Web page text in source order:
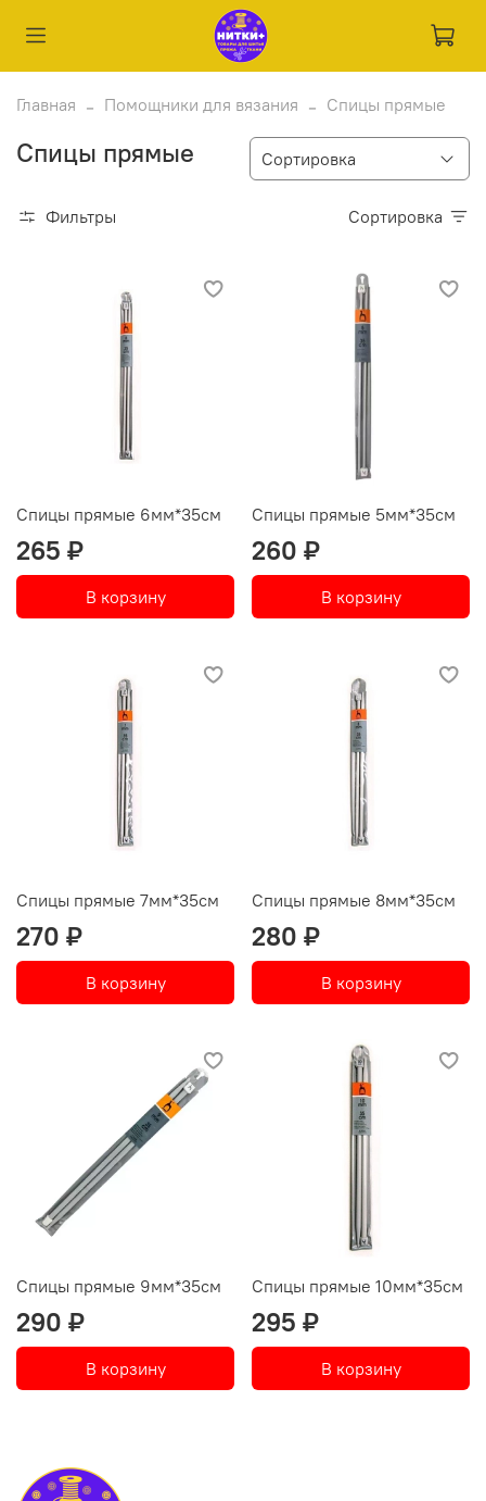
Главная Помощники для вязания Спицы прямые
Спицы прямые
Фильтры Сортировка
Спицы прямые 6мм*35см
265 ₽
В корзину
Спицы прямые 5мм*35см
260 ₽
В корзину
Спицы прямые 7мм*35см
270 ₽
В корзину
Спицы прямые 8мм*35см
280 ₽
В корзину
Спицы прямые 9мм*35см
290 ₽
В корзину
Спицы прямые 10мм*35см
295 ₽
В корзину